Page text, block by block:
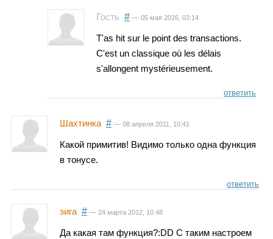
Гость # — 05 мая 2026, 03:14
T'as hit sur le point des transactions.
C'est un classique où les délais
s'allongent mystérieusement.
ответить
Шахтинка # — 08 апреля 2011, 10:41
Какой примитив! Видимо только одна функция
в тонусе.
ответить
зига # — 24 марта 2012, 10:48
Да какая там функция?:DD С таким настроем